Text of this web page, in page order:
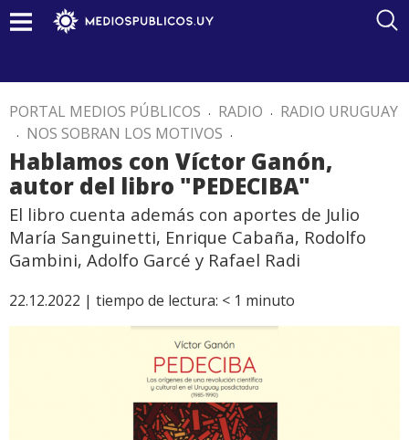
PORTAL MEDIOS PÚBLICOS . RADIO . RADIO URUGUAY
. NOS SOBRAN LOS MOTIVOS .
Hablamos con Víctor Ganón,
autor del libro "PEDECIBA"
El libro cuenta además con aportes de Julio
María Sanguinetti, Enrique Cabaña, Rodolfo
Gambini, Adolfo Garcé y Rafael Radi
22.12.2022 | tiempo de lectura: < 1 minuto